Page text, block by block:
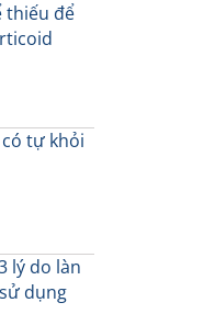
thiếu để
tự khỏi
lý do làn
dụng